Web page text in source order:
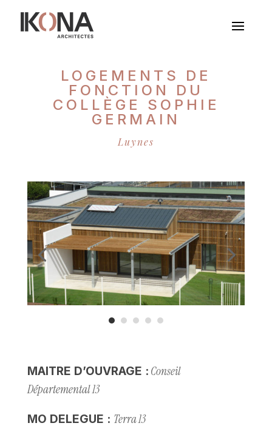
LOGEMENTS DE
FONCTION DU
COLLÈGE SOPHIE
GERMAIN
Luynes
MAITRE D’OUVRAGE : Conseil
Départemental 13
MO DELEGUE : Terra 13